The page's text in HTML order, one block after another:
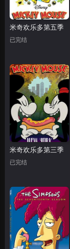
米奇欢乐多第五季
已完结
米奇欢乐多第三季
已完结